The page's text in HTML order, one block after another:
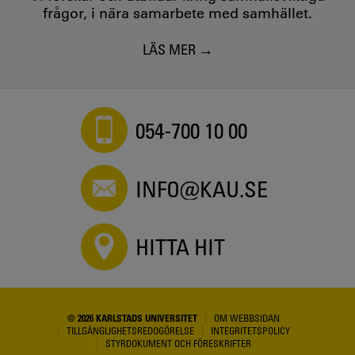
frågor, i nära samarbete med samhället.
LÄS MER
054-700 10 00
INFO@KAU.SE
HITTA HIT
© 2026 KARLSTADS UNIVERSITET
OM WEBBSIDAN
TILLGÄNGLIGHETSREDOGÖRELSE
INTEGRITETSPOLICY
STYRDOKUMENT OCH FÖRESKRIFTER